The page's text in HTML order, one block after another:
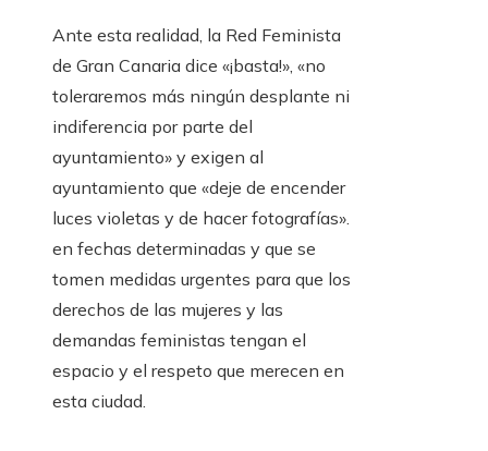
Ante esta realidad, la Red Feminista
de Gran Canaria dice «¡basta!», «no
toleraremos más ningún desplante ni
indiferencia por parte del
ayuntamiento» y exigen al
ayuntamiento que «deje de encender
luces violetas y de hacer fotografías».
en fechas determinadas y que se
tomen medidas urgentes para que los
derechos de las mujeres y las
demandas feministas tengan el
espacio y el respeto que merecen en
esta ciudad.